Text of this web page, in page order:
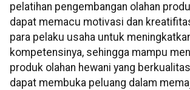
pelatihan pengembangan olahan
dapat memacu motivasi dan
para pelaku usaha untuk
kompetensinya, sehingga mampu
produk olahan hewani yang
dapat membuka peluang dalam